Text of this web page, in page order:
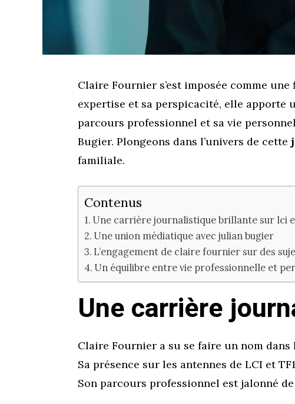
Claire Fournier s’est imposée comme
expertise et sa perspicacité, elle apporte
parcours professionnel et sa vie
Bugier. Plongeons dans l’univers de cette
familiale.
Contenus
Une carrière journalistique brillante sur lci
Une union médiatique avec julian bugier
L’engagement de claire fournier sur des
Un équilibre entre vie professionnelle et
Une carrière
Claire Fournier a su se faire un nom
Sa présence sur les antennes de LCI et
Son parcours professionnel est jalonné